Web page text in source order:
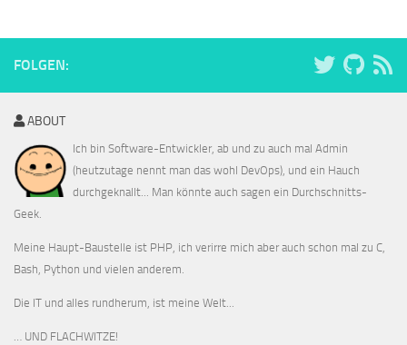
FOLGEN:
ABOUT
Ich bin Software-Entwickler, ab und zu auch mal Admin
(heutzutage nennt man das wohl DevOps), und ein Hauch
durchgeknallt... Man könnte auch sagen ein Durchschnitts-
Geek.
Meine Haupt-Baustelle ist PHP, ich verirre mich aber auch schon mal zu C,
Bash, Python und vielen anderem.
Die IT und alles rundherum, ist meine Welt...
… UND FLACHWITZE!